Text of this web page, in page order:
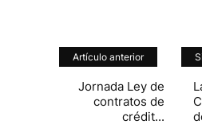
Artículo anterior
Jornada Ley de
contratos de
crédit...